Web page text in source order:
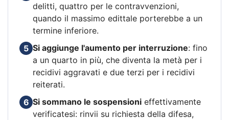
delitti, quattro per le contravvenzioni,
quando il massimo edittale porterebbe a un
termine inferiore.
5 Si aggiunge l'aumento per interruzione: fino
a un quarto in più, che diventa la metà per i
recidivi aggravati e due terzi per i recidivi
reiterati.
6 Si sommano le sospensioni effettivamente
verificatesi: rinvii su richiesta della difesa,